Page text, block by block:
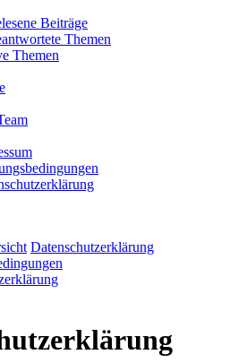
Beiträge
Themen
Themen
Datenschutzerklärung